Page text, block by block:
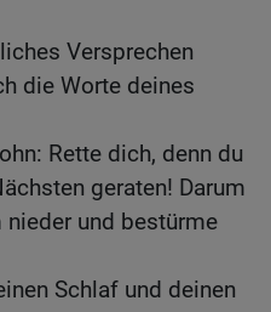
Versprechen
die Worte deines
Rette dich, denn du
geraten! Darum
und bestürme
Schlaf und deinen